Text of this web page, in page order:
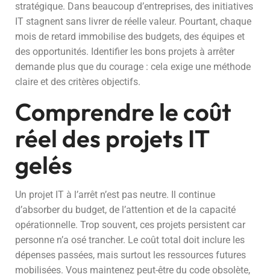
stratégique. Dans beaucoup d’entreprises, des initiatives
IT stagnent sans livrer de réelle valeur. Pourtant, chaque
mois de retard immobilise des budgets, des équipes et
des opportunités. Identifier les bons projets à arrêter
demande plus que du courage : cela exige une méthode
claire et des critères objectifs.
Comprendre le coût
réel des projets IT
gelés
Un projet IT à l’arrêt n’est pas neutre. Il continue
d’absorber du budget, de l’attention et de la capacité
opérationnelle. Trop souvent, ces projets persistent car
personne n’a osé trancher. Le coût total doit inclure les
dépenses passées, mais surtout les ressources futures
mobilisées. Vous maintenez peut-être du code obsolète,